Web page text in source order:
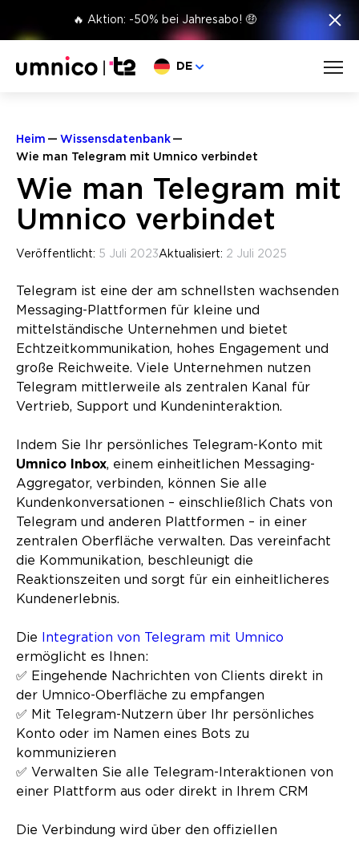
🔥 Aktion: -50% bei Jahresabo! 🤑 ×
Sprache wählen
DE
Heim
Wissensdatenbank
Wie man Telegram mit Umnico verbindet
Wie man Telegram mit
Umnico verbindet
Veröffentlicht: 5 Juli 2023Aktualisiert: 2 Juli 2025
Telegram ist eine der am schnellsten wachsenden
Messaging-Plattformen für kleine und
mittelständische Unternehmen und bietet
Echtzeitkommunikation, hohes Engagement und
große Reichweite. Viele Unternehmen nutzen
Telegram mittlerweile als zentralen Kanal für
Vertrieb, Support und Kundeninteraktion.
Indem Sie Ihr persönliches Telegram-Konto mit
Umnico Inbox, einem einheitlichen Messaging-
Aggregator, verbinden, können Sie alle
Kundenkonversationen – einschließlich Chats von
Telegram und anderen Plattformen – in einer
zentralen Oberfläche verwalten. Das vereinfacht
die Kommunikation, beschleunigt die
Reaktionszeiten und sorgt für ein einheitlicheres
Kundenerlebnis.
Die
Integration von Telegram mit Umnico
ermöglicht es Ihnen:
✅ Eingehende Nachrichten von Clients direkt in
der Umnico-Oberfläche zu empfangen
✅ Mit Telegram-Nutzern über Ihr persönliches
Konto oder im Namen eines Bots zu
kommunizieren
✅ Verwalten Sie alle Telegram-Interaktionen von
einer Plattform aus oder direkt in Ihrem CRM
Die Verbindung wird über den offiziellen